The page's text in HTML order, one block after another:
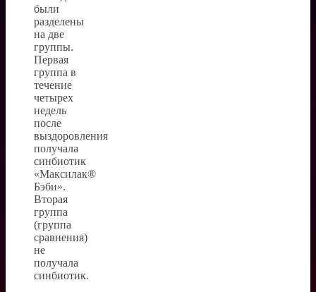
были
разделены
на две
группы.
Первая
группа в
течение
четырех
недель
после
выздоровления
получала
синбиотик
«Максилак®
Бэби».
Вторая
группа
(группа
сравнения)
не
получала
синбиотик.